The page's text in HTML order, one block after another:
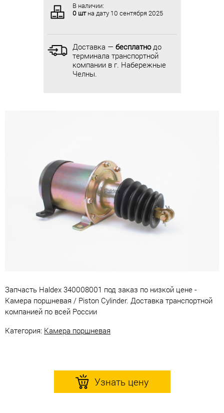
В наличии:
0 штна дату 10 сентября 2025
Доставка — бесплатнодо
терминала транспортной
компании в г. Набережные
Челны.
В наличии:
0 штна дату 10 сентября 2025
Доставка — бесплатнодо
терминала транспортной
компании в г. Набережные
Челны.
Запчасть Haldex 340008001 под заказ по низкой цене -
Камера поршневая / Piston Cylinder. Доставка транспортной
компанией по всей России
Категория: Камера поршневая
Узнать цену